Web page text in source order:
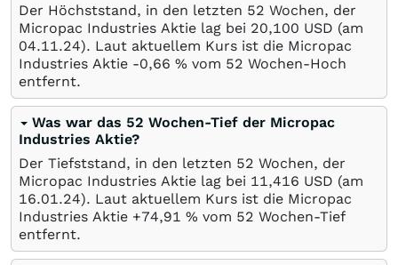
Der Höchststand, in den letzten 52 Wochen, der
Micropac Industries Aktie lag bei 20,100 USD (am
04.11.24). Laut aktuellem Kurs ist die Micropac
Industries Aktie -0,66 % vom 52 Wochen-Hoch
entfernt.
Was war das 52 Wochen-Tief der Micropac
Industries Aktie?
Der Tiefststand, in den letzten 52 Wochen, der
Micropac Industries Aktie lag bei 11,416 USD (am
16.01.24). Laut aktuellem Kurs ist die Micropac
Industries Aktie +74,91 % vom 52 Wochen-Tief
entfernt.